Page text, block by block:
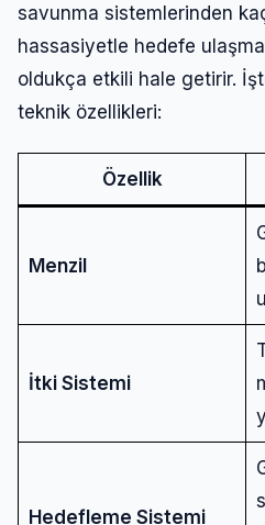
savunma sistemlerinden
hassasiyetle hedefe
oldukça etkili hale getirir.
teknik özellikleri:
Özellik
Menzil
İtki Sistemi
Hedefleme Sistemi
Kullanıcı Adı veya E-posta